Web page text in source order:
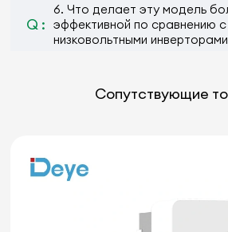
Q :
6. Что делает эту модель
эффективной по сравнению с
низковольтными
Сопутствующие